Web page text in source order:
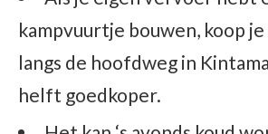
kampvuurtje bouwen, koop
langs de hoofdweg in
helft goedkoper.